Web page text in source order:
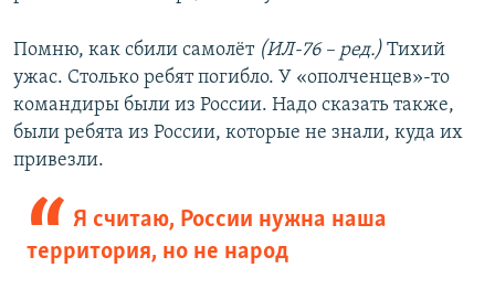
Помню, как сбили самолёт (ИЛ-76 – ред.) Тихий
ужас. Столько ребят погибло. У «ополченцев»-то
командиры были из России. Надо сказать также,
были ребята из России, которые не знали, куда их
привезли.
Я считаю, России нужна наша
территория, но не народ